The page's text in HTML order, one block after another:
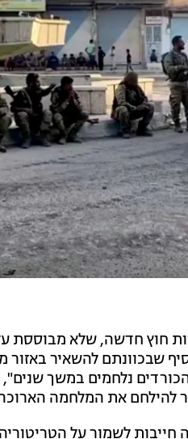
חוץ חדשה, שלא מבוססת
שבכוונתם להשאיר
נלחמים במשך
להילחם את המלחמה
חייבות לשמור על